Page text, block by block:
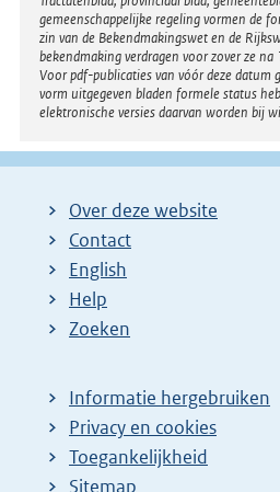
gemeenschappelijke regeling vormen de
zin van de Bekendmakingswet en de
bekendmaking verdragen voor zover ze
Voor pdf-publicaties van vóór deze datum
vorm uitgegeven bladen formele status
elektronische versies daarvan worden bij
Over deze website
Contact
English
Help
Zoeken
Informatie hergebruiken
Privacy en cookies
Toegankelijkheid
Sitemap